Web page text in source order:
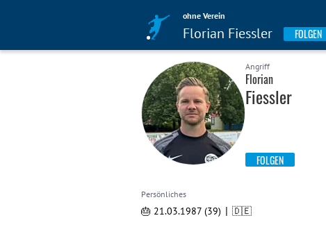
ohne Verein
Florian Fiessler FOLGEN
Angriff
Florian
Fiessler
FOLGEN
Persönliches
🎂 21.03.1987 (39) | 🇩🇪